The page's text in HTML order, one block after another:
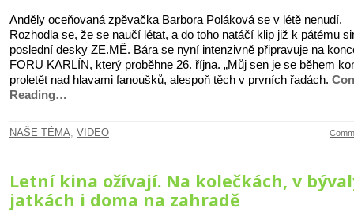
Anděly oceňovaná zpěvačka Barbora Poláková se v létě nenudí.
Rozhodla se, že se naučí létat, a do toho natáčí klip již k pátému
poslední desky ZE.MĚ. Bára se nyní intenzivně připravuje na
FORU KARLÍN, který proběhne 26. října. „Můj sen je se během
proletět nad hlavami fanoušků, alespoň těch v prvních řadách.
Reading…
NAŠE TÉMA VIDEO
Letní kina ožívají. Na kolečkách, v
jatkách i doma na zahradě